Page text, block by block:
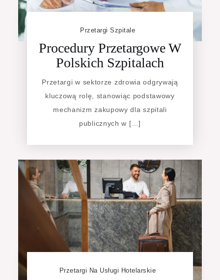
Przetargi Szpitale
Procedury Przetargowe W
Polskich Szpitalach
Przetargi w sektorze zdrowia odgrywają
kluczową rolę, stanowiąc podstawowy
mechanizm zakupowy dla szpitali
publicznych w […]
Przetargi Na Usługi Hotelarskie